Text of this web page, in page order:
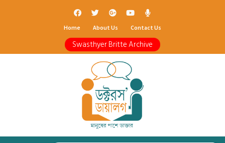
Home About Us Contact Us
Swasthyer Britte Archive